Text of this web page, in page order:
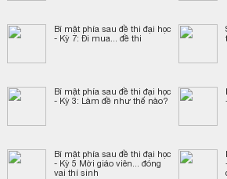
Bí mật phía sau đề thi đại học
- Kỳ 7: Đi mua... đề thi
Bí mật phía sau đề thi đại học
- Kỳ 3: Làm đề như thế nào?
Bí mật phía sau đề thi đại học
- Kỳ 5 Mời giáo viên... đóng
vai thí sinh